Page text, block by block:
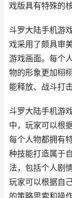
戏版具有特殊的
斗罗大陆手机游
戏采用了颇具审
游戏画面。每个
物的形象更加栩
能释放、战斗打
斗罗大陆手机游
中，玩家可以根
每个人物都拥有
种技能打造属于
法，包括个人剧
玩家可以根据自